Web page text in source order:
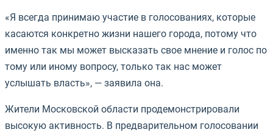
«Я всегда принимаю участие в голосованиях, которые
касаются конкретно жизни нашего города, потому что
именно так мы может высказать свое мнение и голос по
тому или иному вопросу, только так нас может
услышать власть», — заявила она.
Жители Московской области продемонстрировали
высокую активность. В предварительном голосовании